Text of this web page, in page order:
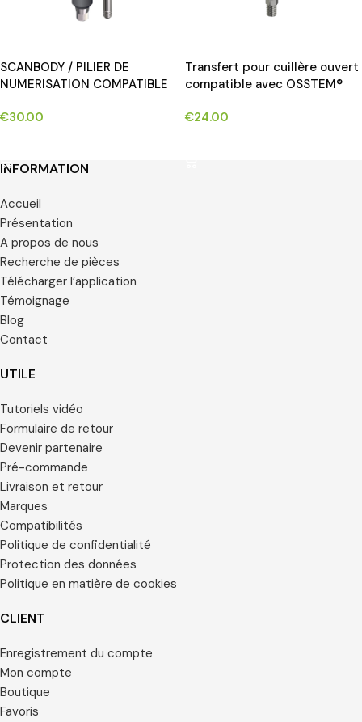
SCANBODY / PILIER DE
NUMERISATION COMPATIBLE
ET IMPLANTS
€30.00
Transfert pour cuillère ouvert
compatible avec OSSTEM®
€24.00
INFORMATION
Accueil
Présentation
A propos de nous
Recherche de pièces
Télécharger l’application
Témoignage
Blog
Contact
UTILE
Tutoriels vidéo
Formulaire de retour
Devenir partenaire
Pré-commande
Livraison et retour
Marques
Compatibilités
Politique de confidentialité
Protection des données
Politique en matière de cookies
CLIENT
Enregistrement du compte
Mon compte
Boutique
Favoris